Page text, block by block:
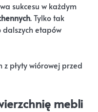
sukcesu w każdym
. Tylko tak
etapów
mebli